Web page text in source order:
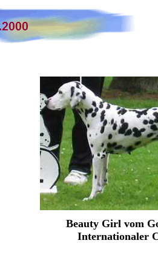
Beauty Girl vom
Internationaler